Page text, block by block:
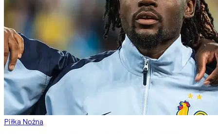
Piłka Nożna